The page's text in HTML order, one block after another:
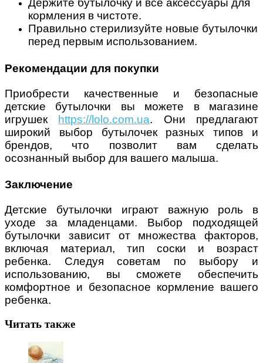
кормления в чистоте.
Правильно стерилизуйте новые бутылочки
перед первым использованием.
Рекомендации для покупки
Приобрести качественные и безопасные
детские бутылочки вы можете в магазине
игрушек https://lolo.com.ua. Они предлагают
широкий выбор бутылочек разных типов и
брендов, что позволит вам сделать
осознанный выбор для вашего малыша.
Заключение
Детские бутылочки играют важную роль в
уходе за младенцами. Выбор подходящей
бутылочки зависит от множества факторов,
включая материал, тип соски и возраст
ребенка. Следуя советам по выбору и
использованию, вы сможете обеспечить
комфортное и безопасное кормление вашего
ребенка.
Читать также